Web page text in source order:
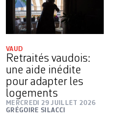
VAUD
Retraités vaudois:
une aide inédite
pour adapter les
logements
MERCREDI 29 JUILLET 2026
GRÉGOIRE SILACCI